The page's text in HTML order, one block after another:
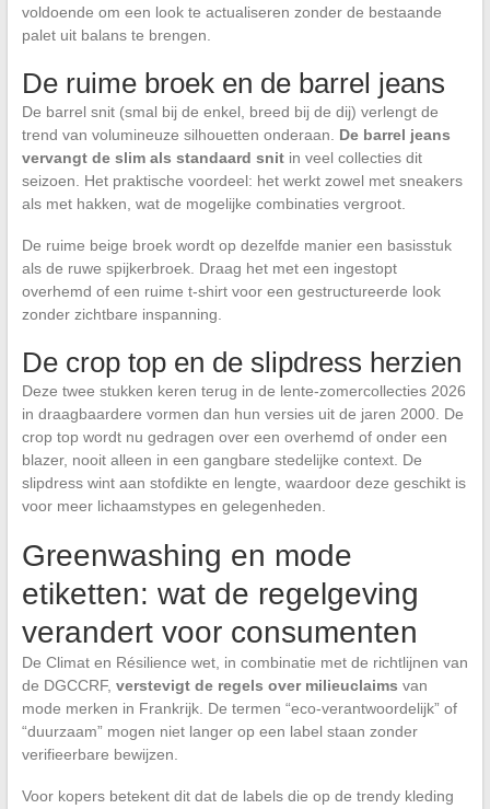
voldoende om een look te actualiseren zonder de bestaande
palet uit balans te brengen.
De ruime broek en de barrel jeans
De barrel snit (smal bij de enkel, breed bij de dij) verlengt de
trend van volumineuze silhouetten onderaan. De barrel jeans
vervangt de slim als standaard snitin veel collecties dit
seizoen. Het praktische voordeel: het werkt zowel met sneakers
als met hakken, wat de mogelijke combinaties vergroot.
De ruime beige broek wordt op dezelfde manier een basisstuk
als de ruwe spijkerbroek. Draag het met een ingestopt
overhemd of een ruime t-shirt voor een gestructureerde look
zonder zichtbare inspanning.
De crop top en de slipdress herzien
Deze twee stukken keren terug in de lente-zomercollecties 2026
in draagbaardere vormen dan hun versies uit de jaren 2000. De
crop top wordt nu gedragen over een overhemd of onder een
blazer, nooit alleen in een gangbare stedelijke context. De
slipdress wint aan stofdikte en lengte, waardoor deze geschikt is
voor meer lichaamstypes en gelegenheden.
Greenwashing en mode
etiketten: wat de regelgeving
verandert voor consumenten
De Climat en Résilience wet, in combinatie met de richtlijnen van
de DGCCRF, verstevigt de regels over milieuclaims van
mode merken in Frankrijk. De termen “eco-verantwoordelijk” of
“duurzaam” mogen niet langer op een label staan zonder
verifieerbare bewijzen.
Voor kopers betekent dit dat de labels die op de trendy kleding